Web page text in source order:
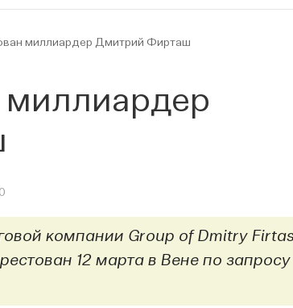
миллиардер Дмитрий Фирташ
миллиардер
компании Group of Dmitry
12 марта в Вене по запросу